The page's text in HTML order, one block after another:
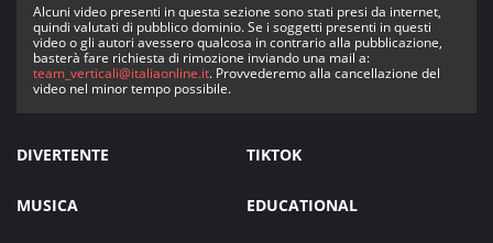
Alcuni video presenti in questa sezione sono stati presi da internet,
quindi valutati di pubblico dominio. Se i soggetti presenti in questi
video o gli autori avessero qualcosa in contrario alla pubblicazione,
basterà fare richiesta di rimozione inviando una mail a:
team_verticali@italiaonline.it. Provvederemo alla cancellazione del
video nel minor tempo possibile.
DIVERTENTE TIKTOK
MUSICA EDUCATIONAL